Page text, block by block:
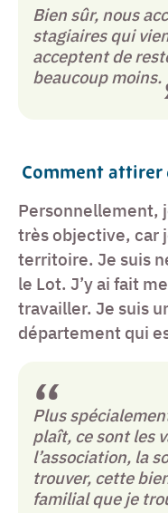
Bien sûr, nous
stagiaires qui
acceptent de
beaucoup moins.
Comment attirer
Personnellement,
très objective, car
territoire. Je suis
le Lot. J’y ai fait
travailler. Je suis
département qui
Plus
plaît, ce sont les
l’association, la
trouver, cette
familial que je